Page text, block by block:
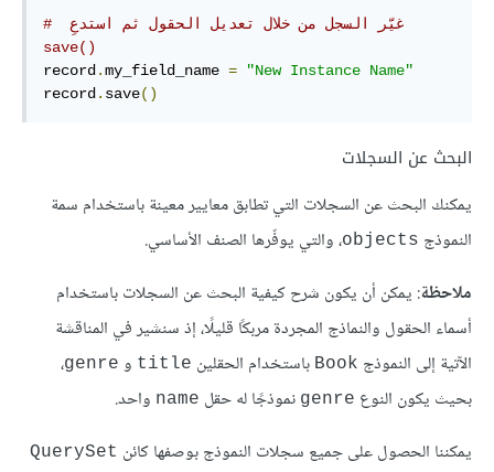
# ‫غيّر السجل من خلال تعديل الحقول ثم استدعِ
save()‎
record.my_field_name =
"New Instance Name"
record. save()
البحث عن السجلات
يمكنك البحث عن السجلات التي تطابق معايير معينة باستخدام سمة
النموذج objects، والتي يوفّرها الصنف الأساسي.
ملاحظة: يمكن أن يكون شرح كيفية البحث عن السجلات باستخدام
أسماء الحقول والنماذج المجردة مربكًا قليلًا، إذ سنشير في المناقشة
الآتية إلى النموذج Book باستخدام الحقلين title و genre،
بحيث يكون النوع genre نموذجًا له حقل name واحد.
يمكننا الحصول على جميع سجلات النموذج بوصفها كائن QuerySet